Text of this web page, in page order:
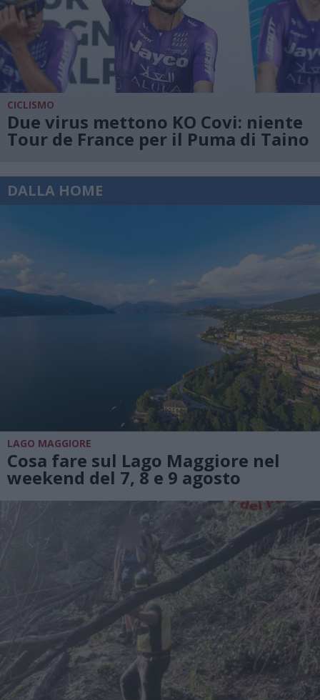
CICLISMO
Due virus mettono KO Covi: niente
Tour de France per il Puma di Taino
DALLA HOME
LAGO MAGGIORE
Cosa fare sul Lago Maggiore nel
weekend del 7, 8 e 9 agosto